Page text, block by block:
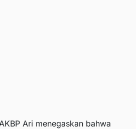
Ari menegaskan bahwa